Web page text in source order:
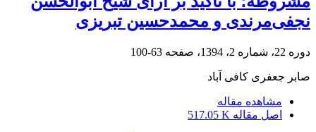
نجفی‌مرندی و محمدحسین تبریزی
دوره 22، شماره 2، 1394، صفحه 63-100
صابر جعفری کافی آباد
مشاهده مقاله
اصل مقاله 517.05 K